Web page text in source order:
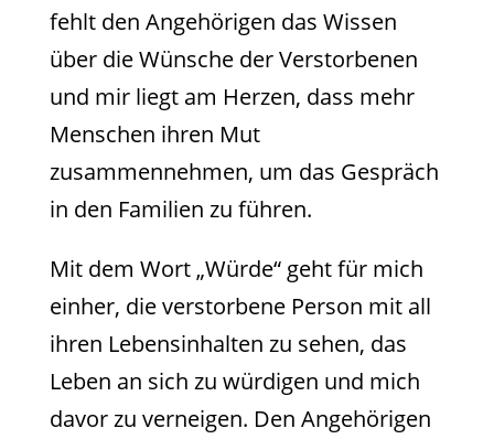
fehlt den Angehörigen das Wissen
über die Wünsche der Verstorbenen
und mir liegt am Herzen, dass mehr
Menschen ihren Mut
zusammennehmen, um das Gespräch
in den Familien zu führen.
Mit dem Wort „Würde“ geht für mich
einher, die verstorbene Person mit all
ihren Lebensinhalten zu sehen, das
Leben an sich zu würdigen und mich
davor zu verneigen. Den Angehörigen